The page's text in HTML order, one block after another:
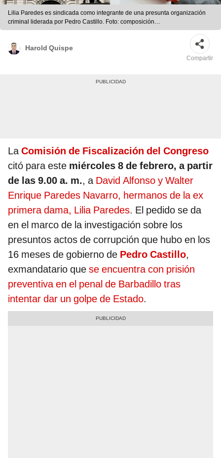
Lilia Paredes es sindicada como integrante de una presunta organización
criminal liderada por Pedro Castillo. Foto: composición
LR/Congreso/Presidencia
Harold Quispe
Compartir
LaComisión de Fiscalización del Congreso
citó para este miércoles 8 de febrero, a partir
de las 9.00 a. m., a David Alfonso y Walter
Enrique Paredes Navarro, hermanos de la ex
primera dama, Lilia Paredes. El pedido se da
en el marco de la investigación sobre los
presuntos actos de corrupción que hubo en los
16 meses de gobierno de Pedro Castillo,
exmandatario que se encuentra con prisión
preventiva en el penal de Barbadillo tras
intentar dar un golpe de Estado.